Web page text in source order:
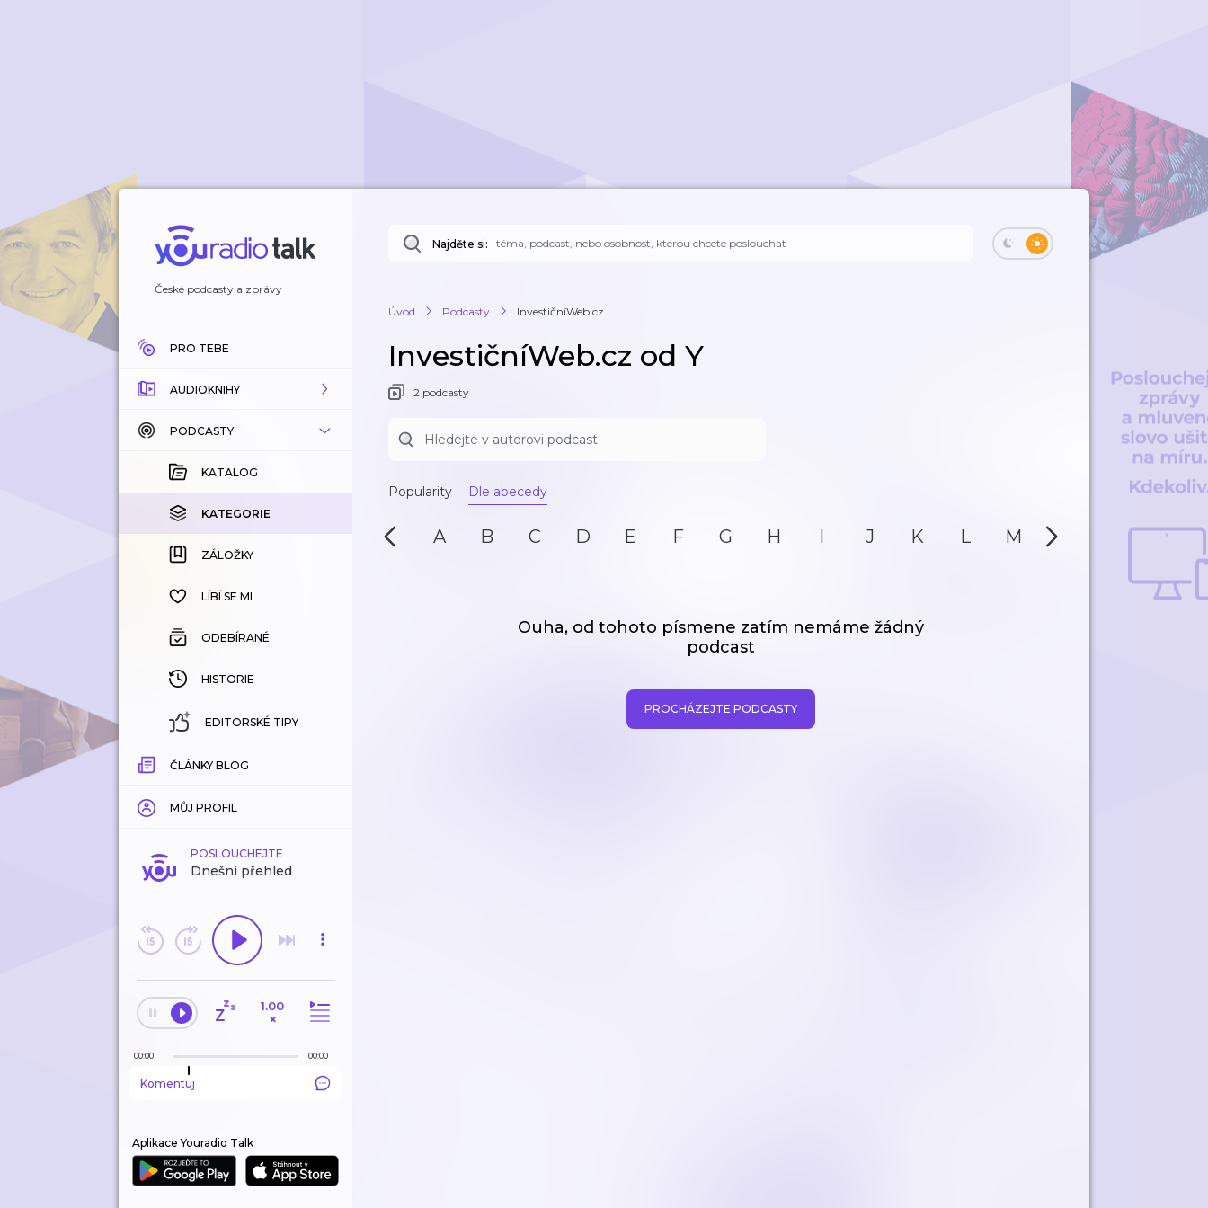
České podcasty a zprávy
PRO TEBE
AUDIOKNIHY
KATALOG
KOUPENÉ
KATEGORIE
ZÁLOŽKY
HISTORIE
PODCASTY
KATALOG
KATEGORIE
ZÁLOŽKY
LÍBÍ SE MI
ODEBÍRANÉ
HISTORIE
EDITORSKÉ TIPY
ČLÁNKY BLOG
MŮJ PROFIL
POSLOUCHEJTE
Dnešní přehled
1.00
×
00:00 00:00
Komentuj
Aplikace Youradio Talk
Najděte si:
Úvod Podcasty InvestičníWeb.cz
InvestičníWeb.cz od Y
2 podcasty
Popularity Dle abecedy
A B C D E F G H I J K L M N P
Ouha, od tohoto písmene zatím nemáme žádný
podcast
PROCHÁZEJTE PODCASTY